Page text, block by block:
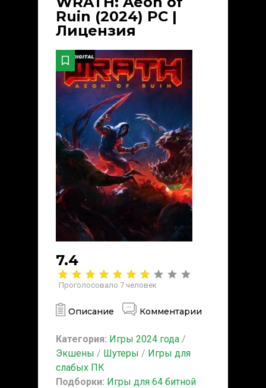
Ruin (2024) PC |
Лицензия
7.4
Проголосовало 7 человек
Описание Комментарии
Категория: Игры 2024 года /
Экшены / Шутеры / Игры для
слабых ПК
Подборки: Игры для 64 битной